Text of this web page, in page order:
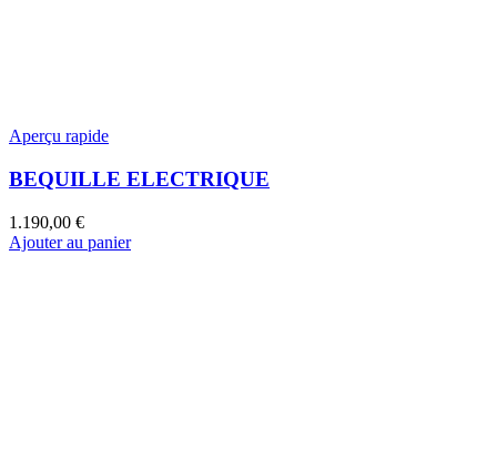
Aperçu rapide
BEQUILLE ELECTRIQUE
1.190,00 €
Ajouter au panier